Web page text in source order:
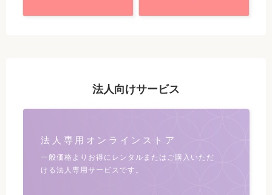
法人向けサービス
法人専用オンラインストア
一般価格よりお得にレンタルまたは ご購入いただ
ける法人専用サービスです。